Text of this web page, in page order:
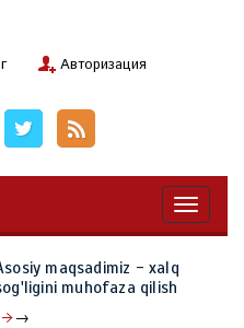
Авторизация
maqsadimiz - xalq
muhofaza qilish
→